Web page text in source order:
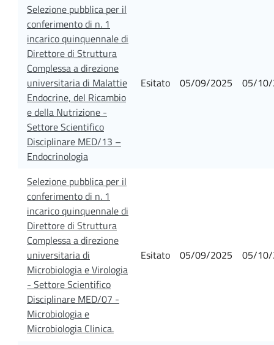
Selezione pubblica per il
conferimento di n. 1
incarico quinquennale di
Direttore di Struttura
Complessa a direzione
universitaria di Malattie
Endocrine, del Ricambio
e della Nutrizione -
Settore Scientifico
Disciplinare MED/13 –
Endocrinologia
Esitato 05/09/2025 05/
Selezione pubblica per il
conferimento di n. 1
incarico quinquennale di
Direttore di Struttura
Complessa a direzione
universitaria di
Microbiologia e Virologia
- Settore Scientifico
Disciplinare MED/07 -
Microbiologia e
Microbiologia Clinica.
Esitato 05/09/2025 05/